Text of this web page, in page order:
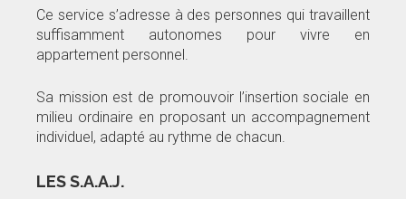
Ce service s’adresse à des personnes qui travaillent
suffisamment autonomes pour vivre en
appartement personnel.
Sa mission est de promouvoir l’insertion sociale en
milieu ordinaire en proposant un accompagnement
individuel, adapté au rythme de chacun.
LES S.A.A.J.